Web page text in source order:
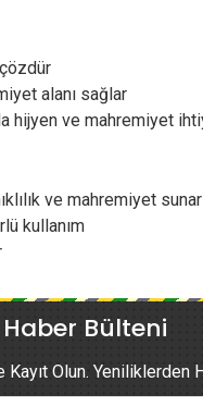
alanı sağlar
hijyen ve mahremiyet
ve mahremiyet sunar
kullanım
Haber Bülteni
Olun. Yeniliklerden